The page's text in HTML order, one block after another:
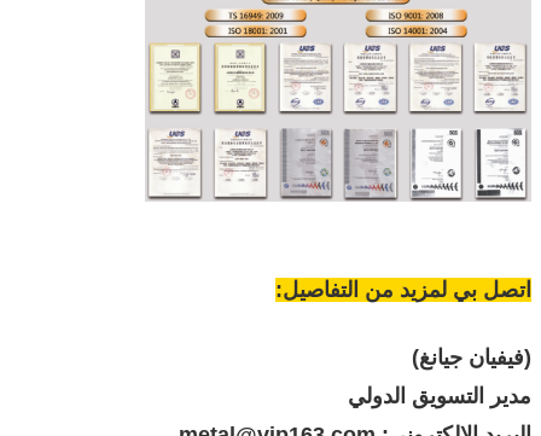
اتصل بي لمزيد من التفاصيل:
(فيفيان جيانغ)
مدير التسويق الدولي